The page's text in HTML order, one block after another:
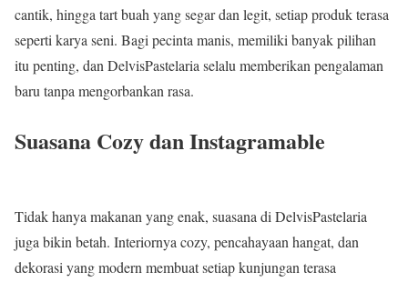
cantik, hingga tart buah yang segar dan legit, setiap produk terasa
seperti karya seni. Bagi pecinta manis, memiliki banyak pilihan
itu penting, dan DelvisPastelaria selalu memberikan pengalaman
baru tanpa mengorbankan rasa.
Suasana Cozy dan Instagramable
Tidak hanya makanan yang enak, suasana di DelvisPastelaria
juga bikin betah. Interiornya cozy, pencahayaan hangat, dan
dekorasi yang modern membuat setiap kunjungan terasa